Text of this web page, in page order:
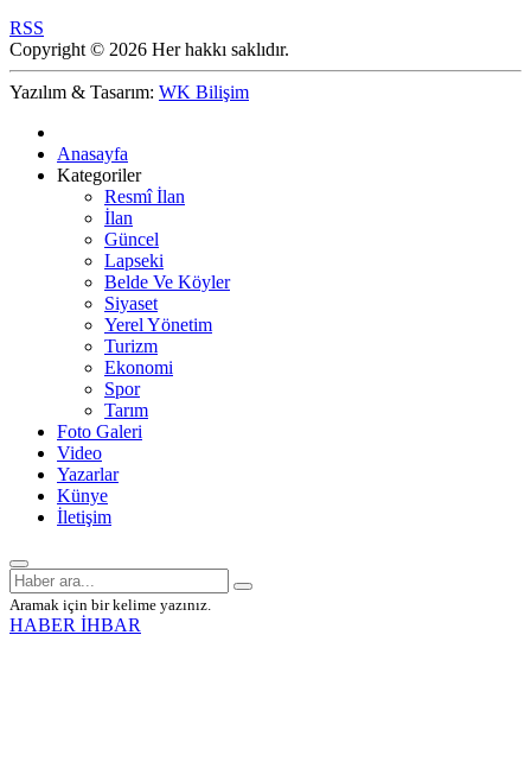
RSS
Copyright © 2026 Her hakkı saklıdır.
Yazılım & Tasarım: WK Bilişim
Anasayfa
Kategoriler
Resmî İlan
İlan
Güncel
Lapseki
Belde Ve Köyler
Siyaset
Yerel Yönetim
Turizm
Ekonomi
Spor
Tarım
Foto Galeri
Video
Yazarlar
Künye
İletişim
Aramak için bir kelime yazınız.
HABER İHBAR